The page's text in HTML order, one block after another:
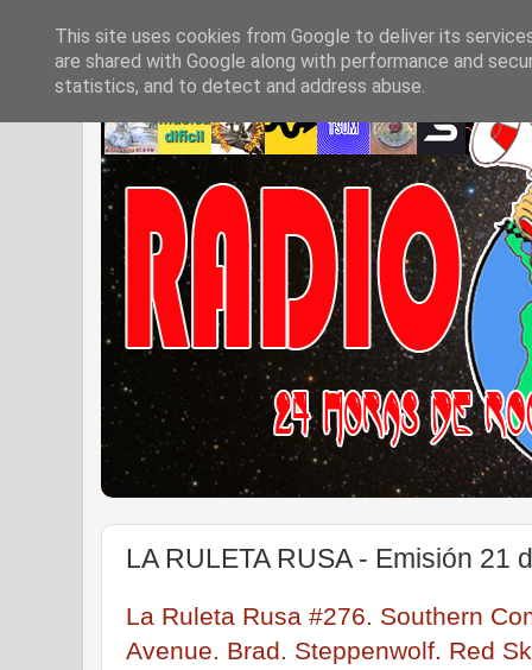
LA RULETA RUSA - Emisión 21
La Ruleta Rusa #276. Southern
Avenue. Brad. Steppenwolf. Red
This site uses cookies from Google to deliver its
are shared with Google along with performance and
statistics, and to detect and address abuse.